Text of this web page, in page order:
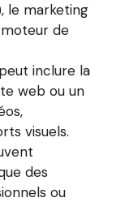
le marketing
de
inclure la
web ou un
visuels.
des
ou